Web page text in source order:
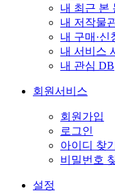
내 최근 본
내 저작물
내 구매·신
내 서비스
내 관심 DB
회원서비스
회원가입
로그인
아이디 찾기
비밀번호
설정